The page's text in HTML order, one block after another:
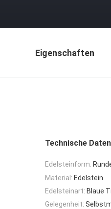
Eigenschaften
Technische Daten
Edelsteinform:
Material: Edelstein
Edelsteinart: Blaue
Gelegenheit: